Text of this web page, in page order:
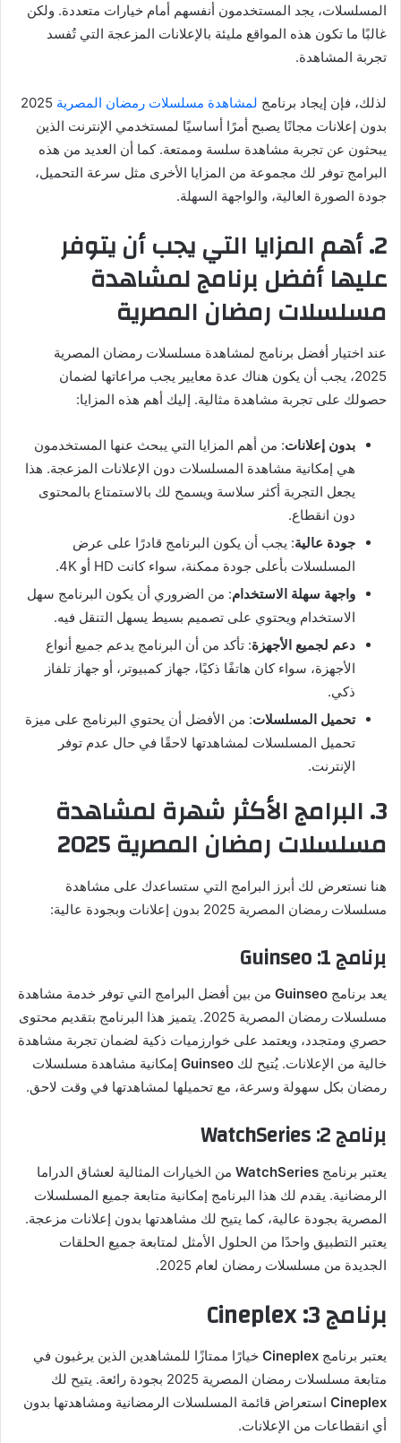
المسلسلات، يجد المستخدمون أنفسهم أمام خيارات متعددة. ولكن
غالبًا ما تكون هذه المواقع مليئة بالإعلانات المزعجة التي تُفسد
تجربة المشاهدة.
لذلك، فإن إيجاد برنامج لمشاهدة مسلسلات رمضان المصرية 2025
بدون إعلانات مجانًا يصبح أمرًا أساسيًا لمستخدمي الإنترنت الذين
يبحثون عن تجربة مشاهدة سلسة وممتعة. كما أن العديد من هذه
البرامج توفر لك مجموعة من المزايا الأخرى مثل سرعة التحميل،
جودة الصورة العالية، والواجهة السهلة.
2. أهم المزايا التي يجب أن يتوفر
عليها أفضل برنامج لمشاهدة
مسلسلات رمضان المصرية
عند اختيار أفضل برنامج لمشاهدة مسلسلات رمضان المصرية
2025، يجب أن يكون هناك عدة معايير يجب مراعاتها لضمان
حصولك على تجربة مشاهدة مثالية. إليك أهم هذه المزايا:
بدون إعلانات: من أهم المزايا التي يبحث عنها المستخدمون
هي إمكانية مشاهدة المسلسلات دون الإعلانات المزعجة. هذا
يجعل التجربة أكثر سلاسة ويسمح لك بالاستمتاع بالمحتوى
دون انقطاع.
جودة عالية: يجب أن يكون البرنامج قادرًا على عرض
المسلسلات بأعلى جودة ممكنة، سواء كانت HD أو 4K.
واجهة سهلة الاستخدام: من الضروري أن يكون البرنامج سهل
الاستخدام ويحتوي على تصميم بسيط يسهل التنقل فيه.
دعم لجميع الأجهزة: تأكد من أن البرنامج يدعم جميع أنواع
الأجهزة، سواء كان هاتفًا ذكيًا، جهاز كمبيوتر، أو جهاز تلفاز
ذكي.
تحميل المسلسلات: من الأفضل أن يحتوي البرنامج على ميزة
تحميل المسلسلات لمشاهدتها لاحقًا في حال عدم توفر
الإنترنت.
3. البرامج الأكثر شهرة لمشاهدة
مسلسلات رمضان المصرية 2025
هنا نستعرض لك أبرز البرامج التي ستساعدك على مشاهدة
مسلسلات رمضان المصرية 2025 بدون إعلانات وبجودة عالية:
برنامج 1: Guinseo
يعد برنامج Guinseo من بين أفضل البرامج التي توفر خدمة مشاهدة
مسلسلات رمضان المصرية 2025. يتميز هذا البرنامج بتقديم محتوى
حصري ومتجدد، ويعتمد على خوارزميات ذكية لضمان تجربة مشاهدة
خالية من الإعلانات. يُتيح لك Guinseo إمكانية مشاهدة مسلسلات
رمضان بكل سهولة وسرعة، مع تحميلها لمشاهدتها في وقت لاحق.
برنامج 2: WatchSeries
يعتبر برنامج WatchSeries من الخيارات المثالية لعشاق الدراما
الرمضانية. يقدم لك هذا البرنامج إمكانية متابعة جميع المسلسلات
المصرية بجودة عالية، كما يتيح لك مشاهدتها بدون إعلانات مزعجة.
يعتبر التطبيق واحدًا من الحلول الأمثل لمتابعة جميع الحلقات
الجديدة من مسلسلات رمضان لعام 2025.
برنامج 3: Cineplex
يعتبر برنامج Cineplex خيارًا ممتازًا للمشاهدين الذين يرغبون في
متابعة مسلسلات رمضان المصرية 2025 بجودة رائعة. يتيح لك
Cineplex استعراض قائمة المسلسلات الرمضانية ومشاهدتها بدون
أي انقطاعات من الإعلانات.